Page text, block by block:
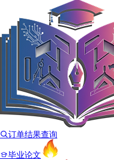
订单结果查询
毕业论文